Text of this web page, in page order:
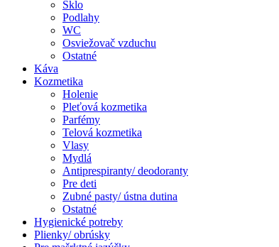
Sklo
Podlahy
WC
Osviežovač vzduchu
Ostatné
Káva
Kozmetika
Holenie
Pleťová kozmetika
Parfémy
Telová kozmetika
Vlasy
Mydlá
Antiprespiranty/ deodoranty
Pre deti
Zubné pasty/ ústna dutina
Ostatné
Hygienické potreby
Plienky/ obrúsky